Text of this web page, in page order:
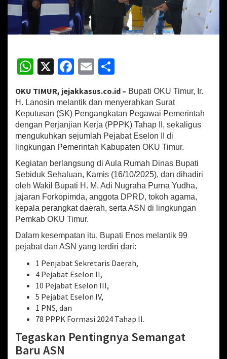
k
9
P
a
b
t
,
T
e
g
s
k
a
A
S
N
H
r
u
J
a
d
i
M
o
o
W
at
sA
p
p
X
Fa
ce
b
o
o
k
E
ai
l
h
ar
e
OKU TIMUR, jejakkasus.co.id – Bupati OKU Timur, Ir.
H. Lanosin melantik dan menyerahkan Surat
Keputusan (SK) Pengangkatan Pegawai Pemerintah
dengan Perjanjian Kerja (PPPK) Tahap II, sekaligus
mengukuhkan sejumlah Pejabat Eselon II di
lingkungan Pemerintah Kabupaten OKU Timur.
Kegiatan berlangsung di Aula Rumah Dinas Bupati
Sebiduk Sehaluan, Kamis (16/10/2025), dan dihadiri
oleh Wakil Bupati H. M. Adi Nugraha Purna Yudha,
jajaran Forkopimda, anggota DPRD, tokoh agama,
kepala perangkat daerah, serta ASN di lingkungan
Pemkab OKU Timur.
Dalam kesempatan itu, Bupati Enos melantik 99
pejabat dan ASN yang terdiri dari:
1 Penjabat Sekretaris Daerah,
4 Pejabat Eselon II,
10 Pejabat Eselon III,
5 Pejabat Eselon IV,
1 PNS, dan
78 PPPK Formasi 2024 Tahap II.
Tegaskan Pentingnya Semangat
Baru ASN